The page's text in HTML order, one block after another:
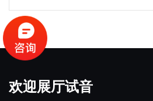
欢迎展厅试音